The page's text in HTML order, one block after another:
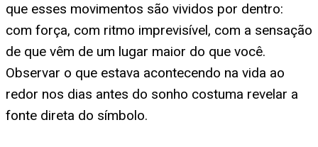
que esses movimentos são vividos por dentro:
com força, com ritmo imprevisível, com a sensação
de que vêm de um lugar maior do que você.
Observar o que estava acontecendo na vida ao
redor nos dias antes do sonho costuma revelar a
fonte direta do símbolo.